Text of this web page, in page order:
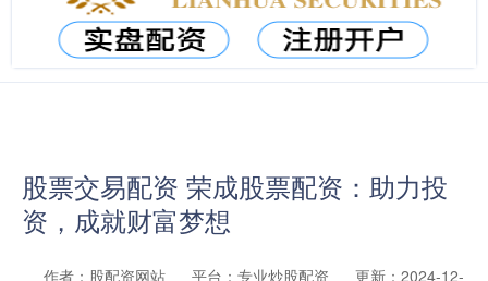
股票交易配资 荣成股票配资：助力投
资，成就财富梦想
作者：股配资网站 平台：专业炒股配资
更新：2024-12-